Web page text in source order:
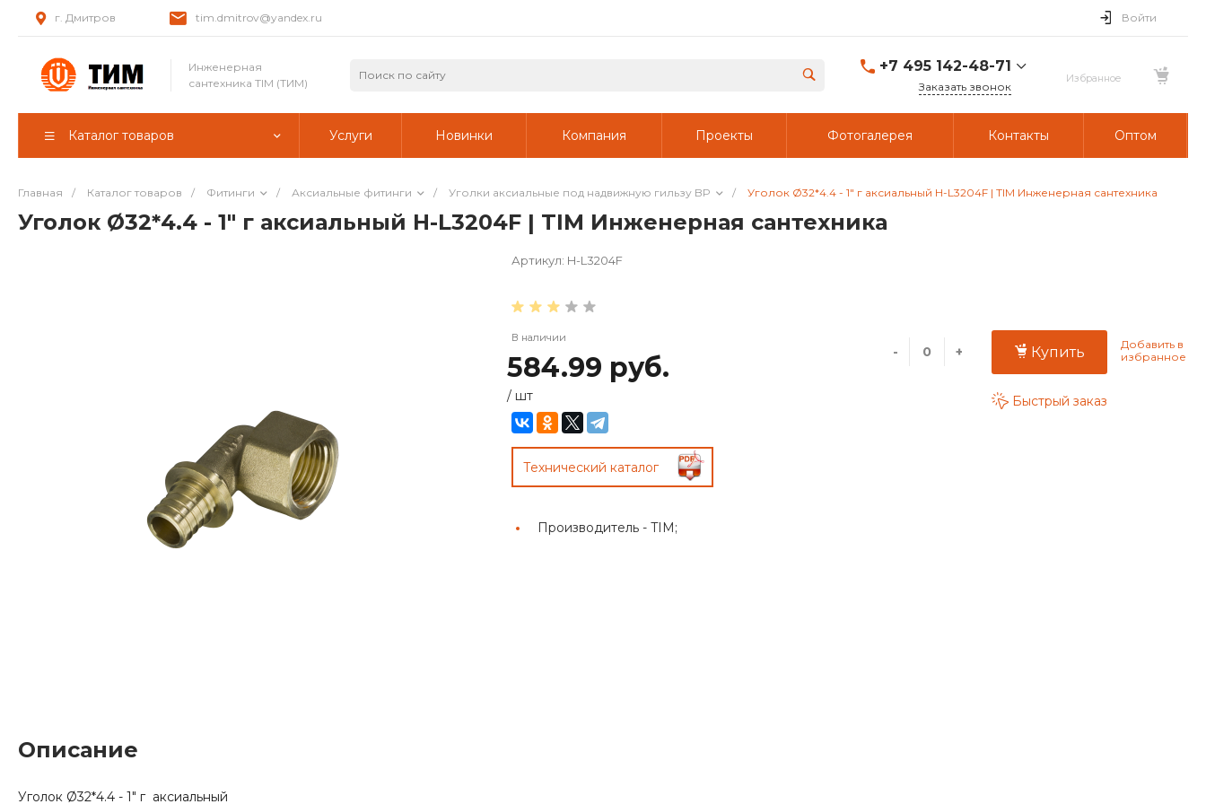
г. Дмитров tim.dmitrov@yandex.ru Войти
Инженерная
сантехника TIM (ТИМ)
+7 495 142-48-71
Заказать звонок
Каталог товаров Услуги Новинки Компания Проекты Фотогалерея Контакты Оптом
Главная / Каталог товаров / Фитинги / Аксиальные фитинги / Уголки аксиальные под надвижную гильзу BP / Уголок Ø32*4.4 - 1" г аксиальный H-L3204F | TIM Инженерная сантехника
Уголок Ø32*4.4 - 1" г аксиальный H-L3204F | TIM Инженерная сантехника
Артикул: H-L3204F
В наличии
584.99 руб.
/ шт
- + Купить
Быстрый заказ
Технический каталог
Производитель - TIM;
Описание
Уголок Ø32*4.4 - 1" г аксиальный